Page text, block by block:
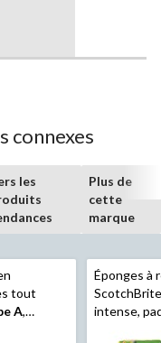
connexes
les
Plus de
cette
marque
tout
A,
Éponges à
intense,